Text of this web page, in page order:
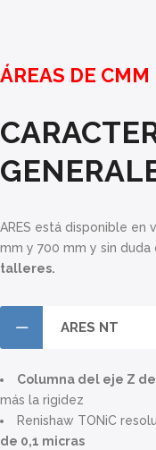
ÁREAS DE CMM
ARES está disponible en
mm y 700 mm y sin
talleres.
ARES NT
Columna del eje Z
más la rigidez
Renishaw TONiC
de 0,1 micras